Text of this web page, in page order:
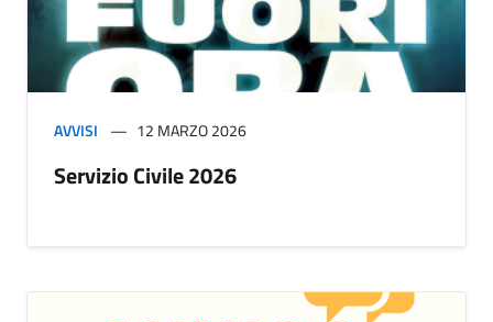
AVVISI 12 MARZO 2026
Servizio Civile 2026